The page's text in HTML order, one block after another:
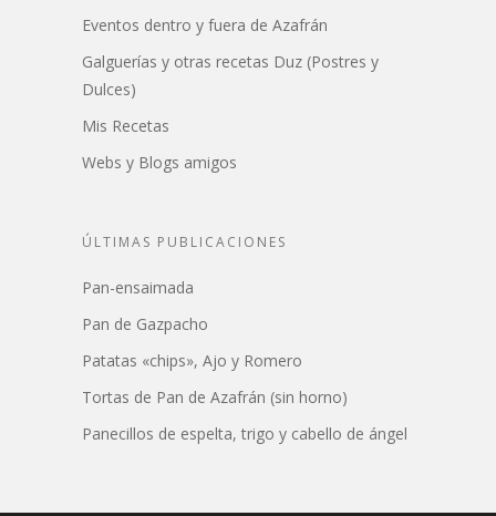
Eventos dentro y fuera de Azafrán
Galguerías y otras recetas Duz (Postres y
Dulces)
Mis Recetas
Webs y Blogs amigos
ÚLTIMAS PUBLICACIONES
Pan-ensaimada
Pan de Gazpacho
Patatas «chips», Ajo y Romero
Tortas de Pan de Azafrán (sin horno)
Panecillos de espelta, trigo y cabello de ángel